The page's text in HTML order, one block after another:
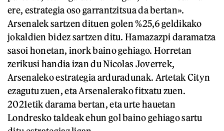
ere, estrategia oso garrantzitsua da bertan».
Arsenalek sartzen dituen golen %25,6 geldikako
jokaldien bidez sartzen ditu. Hamazazpi daramatza
sasoi honetan, inork baino gehiago. Horretan
zerikusi handia izan du Nicolas Joverrek,
Arsenaleko estrategia arduradunak. Artetak Cityn
ezagutu zuen, eta Arsenalerako fitxatu zuen.
2021etik darama bertan, eta urte hauetan
Londresko taldeak ehun gol baino gehiago sartu